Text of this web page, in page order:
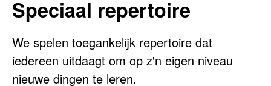
Speciaal repertoire
We spelen toegankelijk repertoire dat
iedereen uitdaagt om op z'n eigen niveau
nieuwe dingen te leren.